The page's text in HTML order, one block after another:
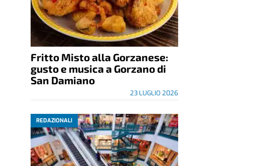
Fritto Misto alla Gorzanese:
gusto e musica a Gorzano di
San Damiano
23 LUGLIO 2026
REDAZIONALI